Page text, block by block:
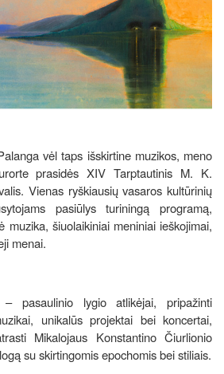
vėl taps išskirtine muzikos, meno
prasidės XIV Tarptautinis M. K.
Vienas ryškiausių vasaros kultūrinių
pasiūlys turiningą programą,
muzika, šiuolaikiniai meniniai ieškojimai,
menai.
– pasaulinio lygio atlikėjai, pripažinti
unikalūs projektai bei koncertai,
Mikalojaus Konstantino Čiurlionio
su skirtingomis epochomis bei stiliais.